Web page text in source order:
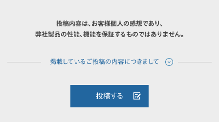
投稿内容は、お客様個人の感想であり、
弊社製品の性能、機能を保証するものではありません。
投稿する